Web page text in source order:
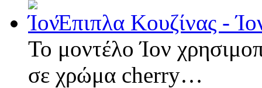
Έπιπλα Κουζίνας -
Το μοντέλο Ίον
σε χρώμα cherry…